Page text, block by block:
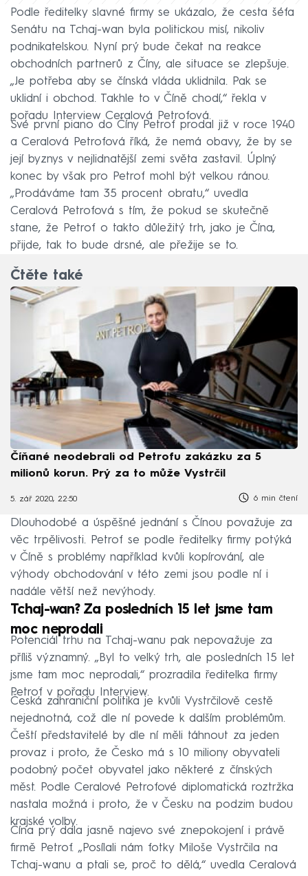
Podle ředitelky slavné firmy se ukázalo, že cesta šéfa
Senátu na Tchaj-wan byla politickou misí, nikoliv
podnikatelskou. Nyní prý bude čekat na reakce
obchodních partnerů z Číny, ale situace se zlepšuje.
„Je potřeba aby se čínská vláda uklidnila. Pak se
uklidní i obchod. Takhle to v Číně chodí,“ řekla v
pořadu Interview Ceralová Petrofová.
Své první piano do Číny Petrof prodal již v roce 1940
a Ceralová Petrofová říká, že nemá obavy, že by se
její byznys v nejlidnatější zemi světa zastavil. Úplný
konec by však pro Petrof mohl být velkou ránou.
„Prodáváme tam 35 procent obratu,“ uvedla
Ceralová Petrofová s tím, že pokud se skutečně
stane, že Petrof o takto důležitý trh, jako je Čína,
přijde, tak to bude drsné, ale přežije se to.
Čtěte také
Číňané neodebrali od Petrofu zakázku za 5
milionů korun. Prý za to může Vystrčil
5. zář 2020, 22:50 6 min čtení
Dlouhodobé a úspěšné jednání s Čínou považuje za
věc trpělivosti. Petrof se podle ředitelky firmy potýká
v Číně s problémy například kvůli kopírování, ale
výhody obchodování v této zemi jsou podle ní i
nadále větší než nevýhody.
Tchaj-wan? Za posledních 15 let jsme tam
moc neprodali
Potenciál trhu na Tchaj-wanu pak nepovažuje za
příliš významný. „Byl to velký trh, ale posledních 15 let
jsme tam moc neprodali,“ prozradila ředitelka firmy
Petrof v pořadu Interview.
Česká zahraniční politika je kvůli Vystrčilově cestě
nejednotná, což dle ní povede k dalším problémům.
Čeští představitelé by dle ní měli táhnout za jeden
provaz i proto, že Česko má s 10 miliony obyvateli
podobný počet obyvatel jako některé z čínských
měst. Podle Ceralové Petrofové diplomatická roztržka
nastala možná i proto, že v Česku na podzim budou
krajské volby.
Čína prý dala jasně najevo své znepokojení i právě
firmě Petrof. „Posílali nám fotky Miloše Vystrčila na
Tchaj-wanu a ptali se, proč to dělá,“ uvedla Ceralová